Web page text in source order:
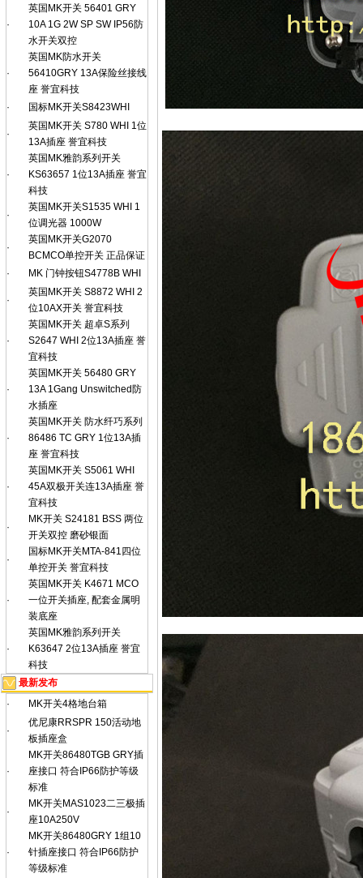
·
英国MK开关 56401 GRY
10A 1G 2W SP SW IP56防
水开关双控
·
英国MK防水开关
56410GRY 13A保险丝接线
座 誉宜科技
·
国标MK开关S8423WHI
·
英国MK开关 S780 WHI 1位
13A插座 誉宜科技
·
英国MK雅韵系列开关
KS63657 1位13A插座 誉宜
科技
·
英国MK开关S1535 WHI 1
位调光器 1000W
·
英国MK开关G2070
BCMCO单控开关 正品保证
·
MK 门钟按钮S4778B WHI
·
英国MK开关 S8872 WHI 2
位10AX开关 誉宜科技
·
英国MK开关 超卓S系列
S2647 WHI 2位13A插座 誉
宜科技
·
英国MK开关 56480 GRY
13A 1Gang Unswitched防
水插座
·
英国MK开关 防水纤巧系列
86486 TC GRY 1位13A插
座 誉宜科技
·
英国MK开关 S5061 WHI
45A双极开关连13A插座 誉
宜科技
·
MK开关 S24181 BSS 两位
开关双控 磨砂银面
·
国标MK开关MTA-841四位
单控开关 誉宜科技
·
英国MK开关 K4671 MCO
一位开关插座, 配套金属明
装底座
·
英国MK雅韵系列开关
K63647 2位13A插座 誉宜
科技
最新发布
·
MK开关4格地台箱
·
优尼康RRSPR 150活动地
板插座盒
·
MK开关86480TGB GRY插
座接口 符合IP66防护等级
标准
·
MK开关MAS1023二三极插
座10A250V
·
MK开关86480GRY 1组10
针插座接口 符合IP66防护
等级标准